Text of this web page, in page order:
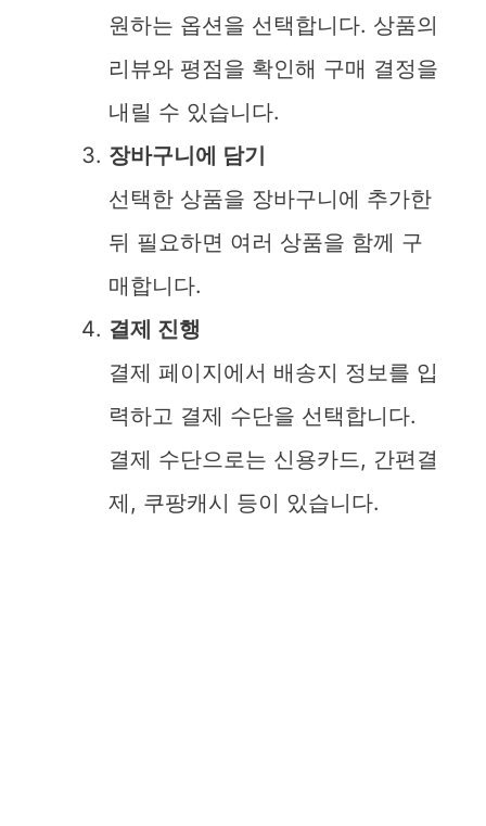
원하는 옵션을 선택합니다. 상품의
리뷰와 평점을 확인해 구매 결정을
내릴 수 있습니다.
장바구니에 담기
선택한 상품을 장바구니에 추가한
뒤 필요하면 여러 상품을 함께 구
매합니다.
결제 진행
결제 페이지에서 배송지 정보를 입
력하고 결제 수단을 선택합니다.
결제 수단으로는 신용카드, 간편결
제, 쿠팡캐시 등이 있습니다.